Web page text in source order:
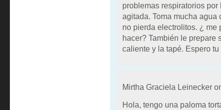
problemas respiratorios
agitada. Toma mucha
no pierda electrolitos. ¿ me
hacer? También le prepare
caliente y la tapé. Espero
Mirtha Graciela Leinecker
Hola, tengo una paloma